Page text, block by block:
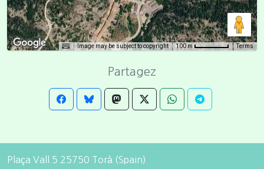
Image may be subject to copyright 100 m Terms
Partagez
Plaça Vall 5 25750 Torà (Spain)